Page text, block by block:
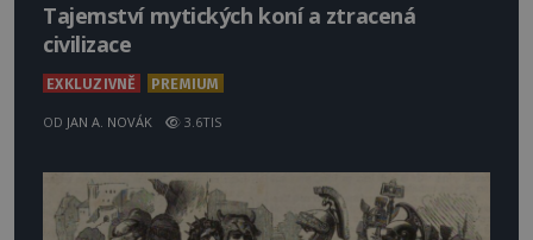
Tajemství mytických koní a ztracená
civilizace
EXKLUZIVNĚ PREMIUM
OD JAN A. NOVÁK 3.6TIS